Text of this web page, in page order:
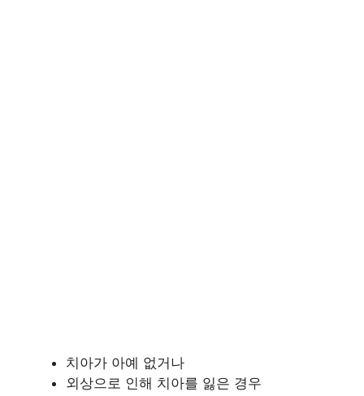
치아가 아예 없거나
외상으로 인해 치아를 잃은 경우